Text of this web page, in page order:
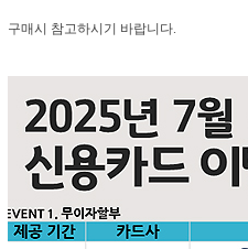
구매시 참고하시기 바랍니다.